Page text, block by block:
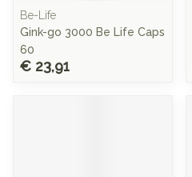
Be-Life
Gink-go 3000 Be Life Caps
60
€ 23,91